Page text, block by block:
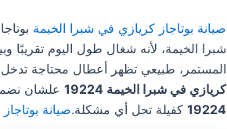
صيانة بوتاجاز كريازي في شبرا الخيمة
شبرا الخيمة، لأنه شغال طول اليوم تقريبًا
المستمر، طبيعي تظهر أعطال محتاجة
كريازي في شبرا الخيمة 19224
علشان
19224 كفيلة تحل أي مشكلة.صيانة